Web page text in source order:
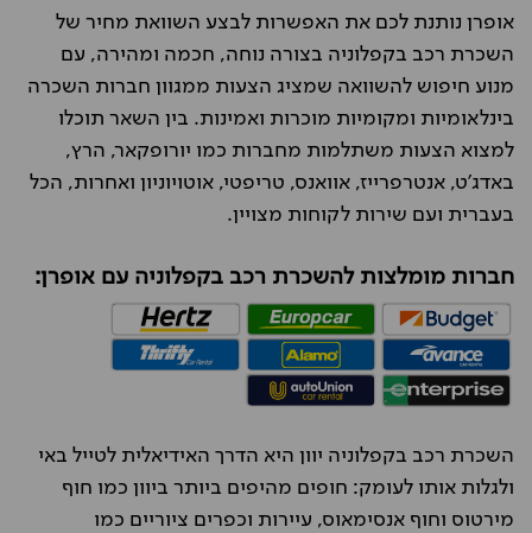
אופרן נותנת לכם את האפשרות לבצע השוואת מחיר של
השכרת רכב בקפלוניה בצורה נוחה, חכמה ומהירה, עם
מנוע חיפוש להשוואה שמציג הצעות ממגוון חברות השכרה
בינלאומיות ומקומיות מוכרות ואמינות. בין השאר תוכלו
למצוא הצעות משתלמות מחברות כמו יורופקאר, הרץ,
באדג'ט, אנטרפרייז, אוואנס, טריפטי, אוטויוניון ואחרות, הכל
בעברית ועם שירות לקוחות מצויין.
חברות מומלצות להשכרת רכב בקפלוניה עם אופרן:
השכרת רכב בקפלוניה יוון היא הדרך האידיאלית לטייל באי
ולגלות אותו לעומק: חופים מהיפים ביותר ביוון כמו חוף
מירטוס וחוף אנסימאוס, עיירות וכפרים ציוריים כמו